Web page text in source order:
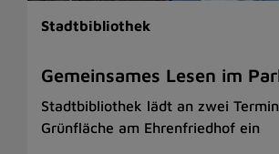
Stadtbibliothek
Gemeinsames Lesen im
Stadtbibliothek lädt an zwei
Grünfläche am Ehrenfriedhof ein